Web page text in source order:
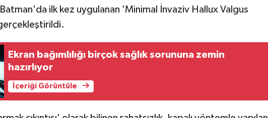
ilk kez uygulanan 'Minimal İnvaziv Hallux Valgus
Ekran bağımlılığı birçok sağlık sorununa zemin
hazırlıyor
İçeriği Görüntüle